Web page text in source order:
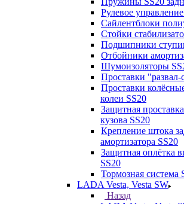
Рулевое
Сайлентблоки
Стойки
Подшипники
Отбойники
Шумоизоляторы
Проставки
Проставки
колеи SS20
Защитная
кузова SS20
Крепление штока
амортизатора SS20
Защитная оплётка
SS20
Тормозная система
LADA Vesta, Vesta SW
Назад